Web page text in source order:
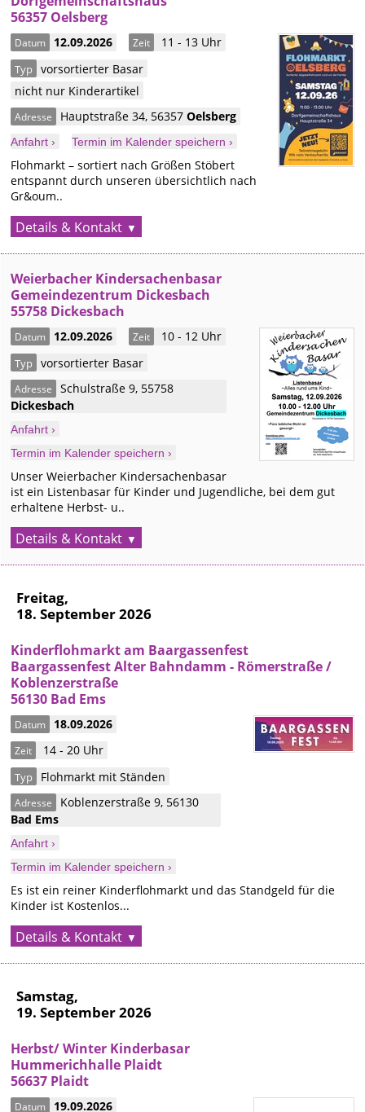
56357 Oelsberg
Datum 12.09.2026 Zeit 11 - 13 Uhr
Typ vorsortierter Basar
nicht nur Kinderartikel
Adresse Hauptstraße 34, 56357Oelsberg
Anfahrt › Termin im Kalender speichern ›
Flohmarkt – sortiert nach Größen Stöbert
entspannt durch unseren übersichtlich nach
Gr&oum..
Details & Kontakt
Weierbacher Kindersachenbasar
Gemeindezentrum Dickesbach
55758 Dickesbach
Datum 12.09.2026 Zeit 10 - 12 Uhr
Typ vorsortierter Basar
Adresse Schulstraße 9, 55758
Dickesbach
Anfahrt ›
Termin im Kalender speichern ›
Unser Weierbacher Kindersachenbasar
ist ein Listenbasar für Kinder und Jugendliche, bei dem gut
erhaltene Herbst- u..
Details & Kontakt
Freitag,
18. September 2026
Kinderflohmarkt am Baargassenfest
Baargassenfest Alter Bahndamm - Römerstraße /
Koblenzerstraße
56130 Bad Ems
Datum 18.09.2026
Zeit 14 - 20 Uhr
Typ Flohmarkt mit Ständen
Adresse Koblenzerstraße 9, 56130
Bad Ems
Anfahrt ›
Termin im Kalender speichern ›
Es ist ein reiner Kinderflohmarkt und das Standgeld für die
Kinder ist Kostenlos...
Details & Kontakt
Samstag,
19. September 2026
Herbst/ Winter Kinderbasar
Hummerichhalle Plaidt
56637 Plaidt
Datum 19.09.2026